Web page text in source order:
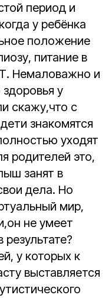
период и
у ребёнка
положение
питание в
Немаловажно и
у
скажу,что с
знакомятся
уходят
родителей это,
занят в
дела. Но
мир,
не умеет
у которых к
выставляется